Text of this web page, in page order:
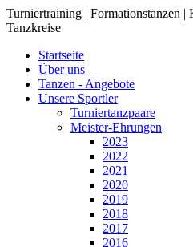
Turniertraining | Formationstanzen |
Tanzkreise
Startseite
Über uns
Tanzen - Angebote
Unsere Sportler
Turniertanzpaare
Meister-Ehrungen
2023
2022
2021
2020
2019
2018
2017
2016